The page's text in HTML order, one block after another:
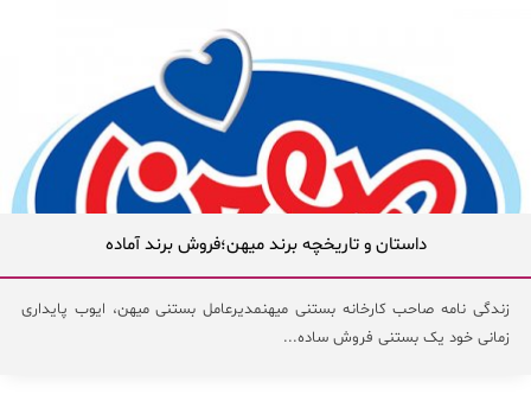
داستان و تاریخچه برند میهن؛فروش برند آماده
زندگی نامه صاحب کارخانه بستنی میهنمدیرعامل بستنی میهن، ایوب پایداری
زمانی خود یک بستنی فروش ساده...